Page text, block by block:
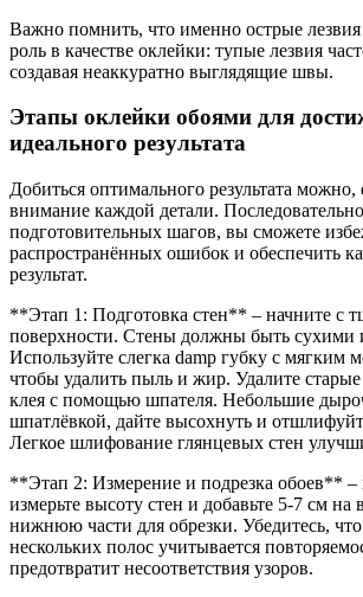
Важно помнить, что именно острые
роль в качестве оклейки: тупые лезвия
создавая неаккуратно выглядящие швы.
Этапы оклейки обоями для
идеального результата
Добиться оптимального результата можно,
внимание каждой детали.
подготовительных шагов, вы сможете
распространённых ошибок и обеспечить
результат.
**Этап 1: Подготовка стен** – начните с
поверхности. Стены должны быть сухими
Используйте слегка damp губку с мягким
чтобы удалить пыль и жир. Удалите
клея с помощью шпателя. Небольшие
шпатлёвкой, дайте высохнуть и
Легкое шлифование глянцевых стен
**Этап 2: Измерение и подрезка обоев** –
измерьте высоту стен и добавьте 5-7 см
нижнюю части для обрезки. Убедитесь,
нескольких полос учитывается
предотвратит несоответствия узоров.